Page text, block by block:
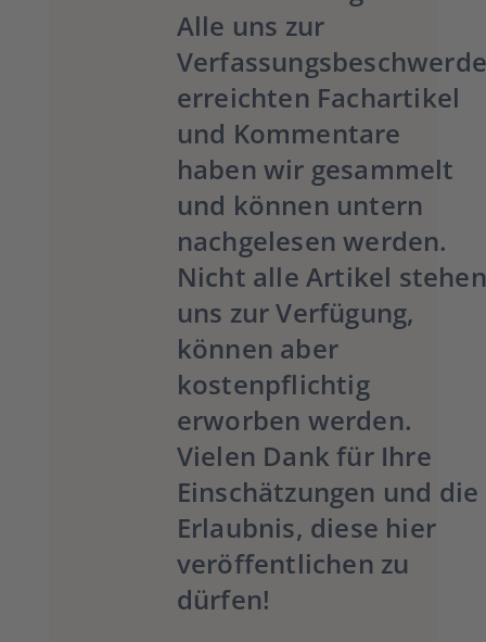
Alle uns zur
Verfassungsbeschwerde
erreichten Fachartikel
und Kommentare
haben wir gesammelt
und können untern
nachgelesen werden.
Nicht alle Artikel stehen
uns zur Verfügung,
können aber
kostenpflichtig
erworben werden.
Vielen Dank für Ihre
Einschätzungen und die
Erlaubnis, diese hier
veröffentlichen zu
dürfen!